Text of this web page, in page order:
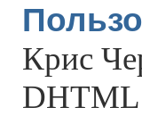
Крис
DHTML